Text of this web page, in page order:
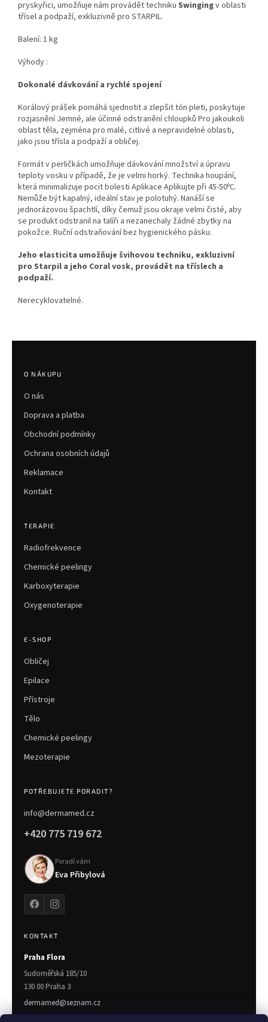
pryskyřici, umožňuje nám provádět techniku ​​ Swingingv oblasti
třísel a podpaží, exkluzivně pro STARPIL.
Balení: 1 kg
Výhody :
Dokonalé dávkování a rychlé spojení
Korálový prášek pomáhá sjednotit a zlepšit tón pleti, poskytuje
rozjasnění Jemné, ale účinné odstranění chloupků Pro jakoukoli
oblast těla, zejména pro malé, citlivé a nepravidelné oblasti,
jako jsou třísla a podpaží a obličej.
Formát v perličkách umožňuje dávkování množství a úpravu
teploty vosku v případě, že je velmi horký. Technika houpání,
která minimalizuje pocit bolesti Aplikace Aplikujte při 45-50ºC.
Nemůže být kapalný, ideální stav je polotuhý. Nanáší se
jednorázovou špachtlí, díky čemuž jsou okraje velmi čisté, aby
se produkt odstranil na talíři a nezanechaly žádné zbytky na
pokožce. Ruční odstraňování bez hygienického pásku.
Jeho elasticita umožňuje švihovou techniku, exkluzivní
pro Starpil a jeho Coral vosk, provádět na tříslech a
podpaží.
Nerecyklovatelné.
O NÁKUPU
O nás
Doprava a platba
Obchodní podmínky
Ochrana osobních údajů
Reklamace
Kontakt
TERAPIE
Radiofrekvence
Chemické peelingy
Karboxyterapie
Oxygenoterapie
E-SHOP
Obličej
Epilace
Přístroje
Tělo
Chemické peelingy
Mezoterapie
POTŘEBUJETE PORADIT?
info@dermamed.cz
+420 775 719 672
Poradí vám
Eva Přibylová
KONTAKT
Praha Flora
Sudoměřská 185/10
130 00 Praha 3
dermamed@seznam.cz
775 719 672